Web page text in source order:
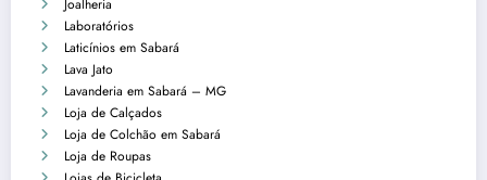
Joalheria
Laboratórios
Laticínios em Sabará
Lava Jato
Lavanderia em Sabará – MG
Loja de Calçados
Loja de Colchão em Sabará
Loja de Roupas